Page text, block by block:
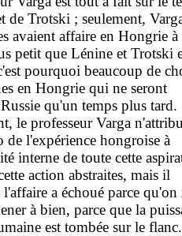
de Trotski ; seulement,
avaient affaire en Hongrie
petit que Lénine et Trotski
pourquoi beaucoup de
en Hongrie qui ne seront
qu'un temps plus tard.
le professeur Varga
de l'expérience hongroise à
interne de toute cette
action abstraites, mais il
a échoué parce qu'on
à bien, parce que la
est tombée sur le flanc.